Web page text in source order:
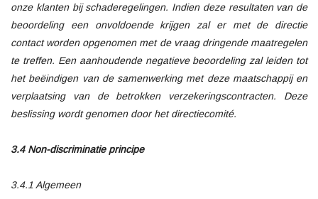
onze klanten bij schaderegelingen. Indien deze resultaten van de
beoordeling een onvoldoende krijgen zal er met de directie
contact worden opgenomen met de vraag dringende maatregelen
te treffen. Een aanhoudende negatieve beoordeling zal leiden tot
het beëindigen van de samenwerking met deze maatschappij en
verplaatsing van de betrokken verzekeringscontracten. Deze
beslissing wordt genomen door het directiecomité.
3.4 Non-discriminatie principe
3.4.1 Algemeen